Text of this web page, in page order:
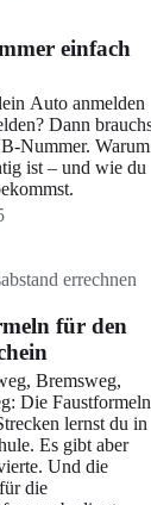
einfach
Auto anmelden
Dann
Nummer. Warum
ist – und wie du
errechnen
für den
Bremsweg,
Die Faustformeln
lernst du in
Es gibt aber
Und die
die